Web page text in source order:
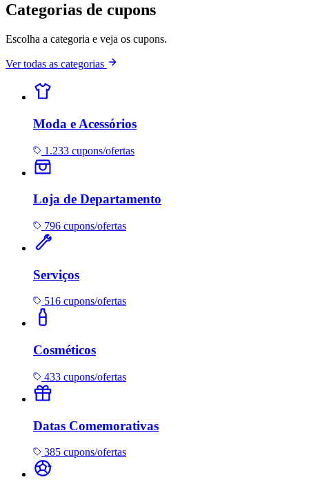
Categorias de cupons
Escolha a categoria e veja os cupons.
Ver todas as categorias
Moda e Acessórios
1.233 cupons/ofertas
Loja de Departamento
796 cupons/ofertas
Serviços
516 cupons/ofertas
Cosméticos
433 cupons/ofertas
Datas Comemorativas
385 cupons/ofertas